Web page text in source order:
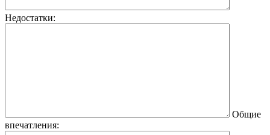
Недостатки:
Общие
впечатления: